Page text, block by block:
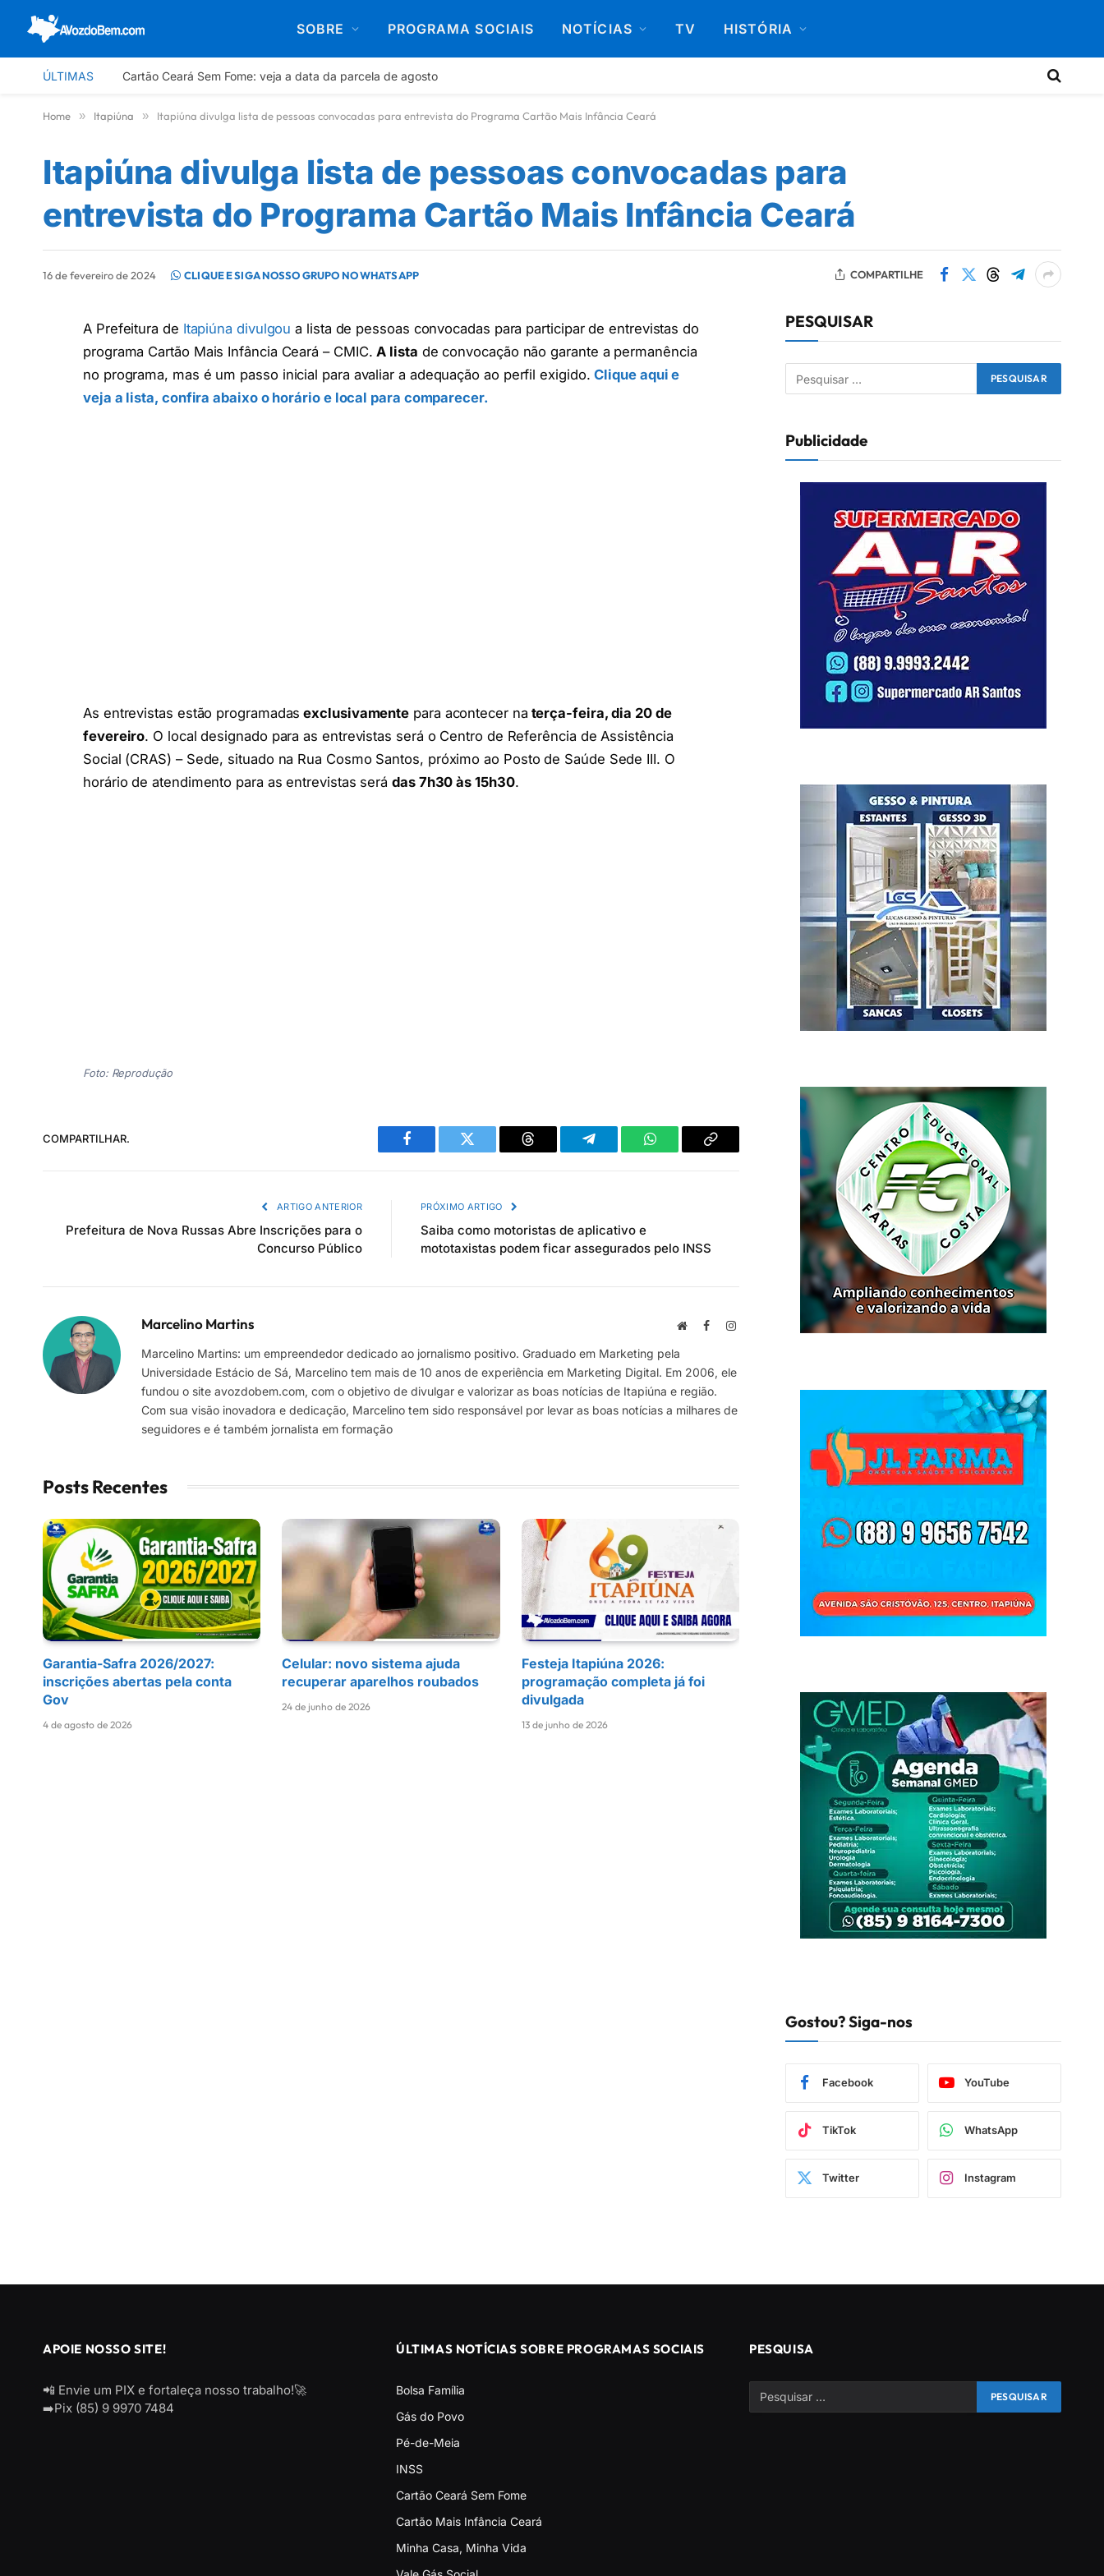
SOBRE PROGRAMA SOCIAIS NOTÍCIAS TV HISTÓRIA
ÚLTIMAS Cartão Ceará Sem Fome: veja a data da parcela de agosto
Home » Itapiúna » Itapiúna divulga lista de pessoas convocadas para entrevista do Programa Cartão Mais Infância Ceará
Itapiúna divulga lista de pessoas convocadas para
entrevista do Programa Cartão Mais Infância Ceará
16 de fevereiro de 2024 CLIQUE E SIGA NOSSO GRUPO NO WHATSAPP COMPARTILHE
A Prefeitura de Itapiúna divulgoua lista de pessoas convocadas para participar de entrevistas do
programa Cartão Mais Infância Ceará – CMIC.A lista de convocação não garante a permanência
no programa, mas é um passo inicial para avaliar a adequação ao perfil exigido.Clique aqui e
veja a lista, confira abaixo o horário e local para comparecer.
As entrevistas estão programadas exclusivamente para acontecer na terça-feira, dia 20 de
fevereiro. O local designado para as entrevistas será o Centro de Referência de Assistência
Social (CRAS) – Sede, situado na Rua Cosmo Santos, próximo ao Posto de Saúde Sede III. O
horário de atendimento para as entrevistas serádas 7h30 às 15h30.
Foto: Reprodução
COMPARTILHAR.
Facebook Twitter Threads Telegram WhatsAppCopiar
ARTIGO ANTERIOR
Prefeitura de Nova Russas Abre Inscrições para o
Concurso Público
PRÓXIMO ARTIGO
Saiba como motoristas de aplicativo e
mototaxistas podem ficar assegurados pelo INSS
Marcelino Martins Site FacebookInstagram
Marcelino Martins: um empreendedor dedicado ao jornalismo positivo. Graduado em Marketing pela
Universidade Estácio de Sá, Marcelino tem mais de 10 anos de experiência em Marketing Digital. Em 2006, ele
fundou o site avozdobem.com, com o objetivo de divulgar e valorizar as boas notícias de Itapiúna e região.
Com sua visão inovadora e dedicação, Marcelino tem sido responsável por levar as boas notícias a milhares de
seguidores e é também jornalista em formação
Posts Recentes
Garantia-Safra 2026/2027:
inscrições abertas pela conta
Gov
4 de agosto de 2026
Celular: novo sistema ajuda
recuperar aparelhos roubados
24 de junho de 2026
Festeja Itapiúna 2026:
programação completa já foi
divulgada
13 de junho de 2026
PESQUISAR
Publicidade
Gostou? Siga-nos
Facebook YouTube
TikTok WhatsApp
Twitter Instagram
APOIE NOSSO SITE!
📲 Envie um PIX e fortaleça nosso trabalho!🚀
➡️Pix (85) 9 9970 7484
ÚLTIMAS NOTÍCIAS SOBRE PROGRAMAS SOCIAIS
Bolsa Família
Gás do Povo
Pé-de-Meia
INSS
Cartão Ceará Sem Fome
Cartão Mais Infância Ceará
Minha Casa, Minha Vida
PESQUISA